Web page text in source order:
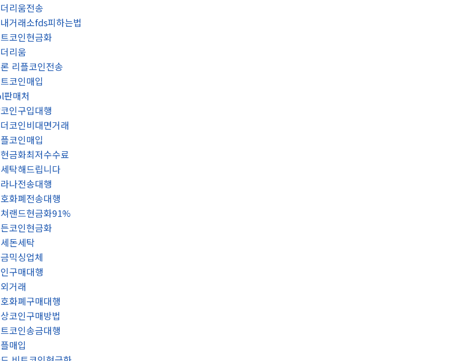
리움전송
거래소fds피하는법
코인현금화
리움
리플코인전송
코인매입
판매처
인구입대행
코인비대면거래
코인매입
금화최저수수료
탁해드립니다
나전송대행
화폐전송대행
랜드현금화91%
코인현금화
돈세탁
믹싱업체
구매대행
거래
화폐구매대행
코인구매방법
코인송금대행
매입